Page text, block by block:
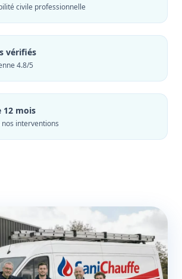
civile professionnelle
vérifiés
4.8/5
12 mois
interventions